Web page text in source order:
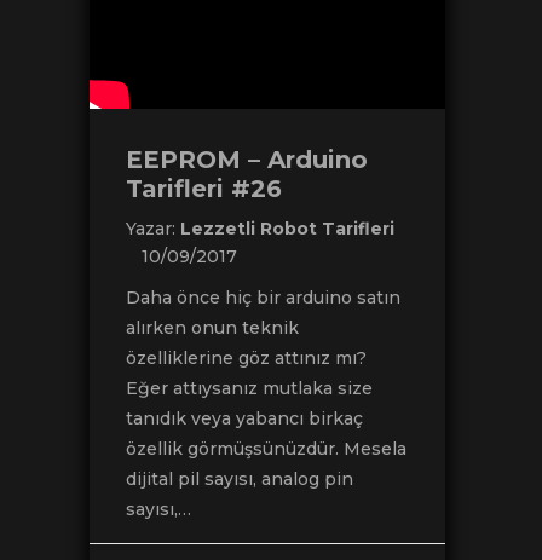
EEPROM – Arduino
Tarifleri #26
Yazar: Lezzetli Robot Tarifleri
10/09/2017
Daha önce hiç bir arduino satın
alırken onun teknik
özelliklerine göz attınız mı?
Eğer attıysanız mutlaka size
tanıdık veya yabancı birkaç
özellik görmüşsünüzdür. Mesela
dijital pil sayısı, analog pin
sayısı,…